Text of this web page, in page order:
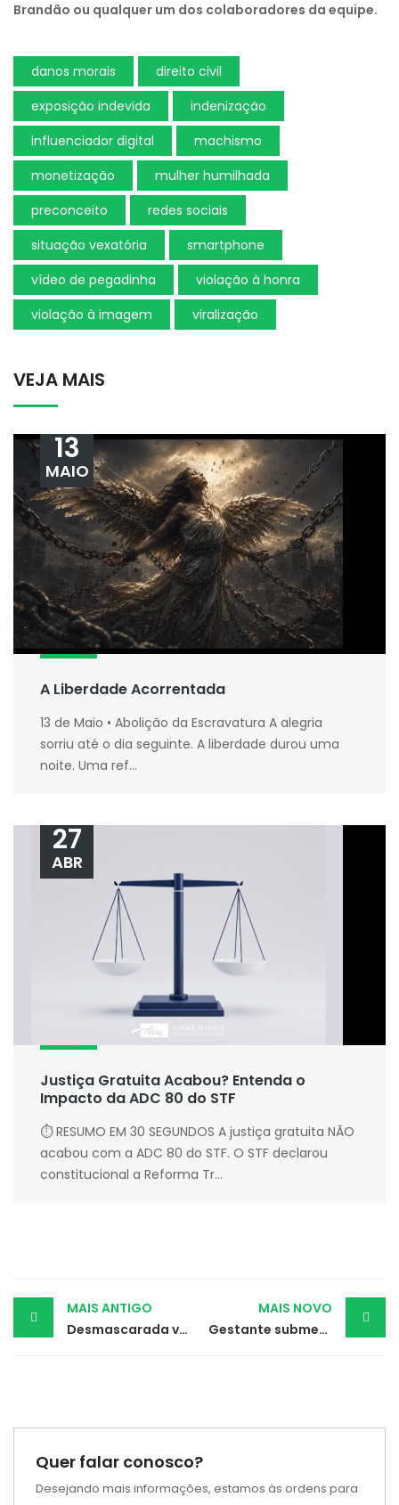
Brandão ou qualquer um dos colaboradores da equipe.
danos morais
direito civil
exposição indevida
indenização
influenciador digital
machismo
monetização
mulher humilhada
preconceito
redes sociais
situação vexatória
smartphone
vídeo de pegadinha
violação à honra
violação à imagem
viralização
VEJA MAIS
A Liberdade Acorrentada
13
MAIO
13 de Maio • Abolição da Escravatura A alegria
sorriu até o dia seguinte. A liberdade durou uma
noite. Uma ref...
Justiça Gratuita Acabou? Entenda o
Impacto da ADC 80 do STF
27
ABR
⏱ RESUMO EM 30 SEGUNDOS A justiça gratuita NÃO
acabou com a ADC 80 do STF. O STF declarou
constitucional a Reforma Tr...
Post
navigation
MAIS ANTIGO
Desmascarada versão inventada por professora que agrediu criança na escola
MAIS NOVO
Gestante submetida a esforço no trabalho tem parto prematuro e será indenizada
Quer falar conosco?
Desejando mais informações, estamos às ordens para